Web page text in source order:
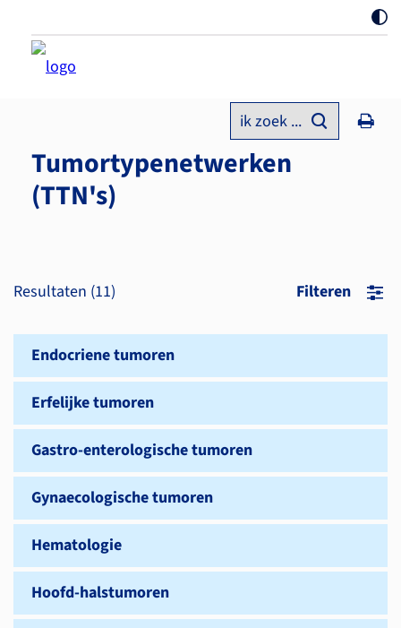
ik zoek ...
Tumortypenetwerken
(TTN's)
Resultaten (11) Filteren
Endocriene tumoren
Erfelijke tumoren
Gastro-enterologische tumoren
Gynaecologische tumoren
Hematologie
Hoofd-halstumoren